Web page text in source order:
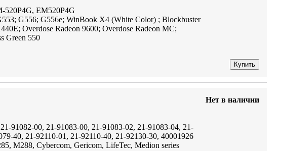
520P4G, EM520P4G
G556; G556e; WinBook X4 (White Color) ; Blockbuster
Overdose Radeon 9600; Overdose Radeon MC;
Green 550
Купить
91082-00, 21-91083-00, 21-91083-02, 21-91083-04, 21-
40, 21-92110-01, 21-92110-40, 21-92130-30, 40001926
M288, Cybercom, Gericom, LifeTec, Medion series
Нет в наличии